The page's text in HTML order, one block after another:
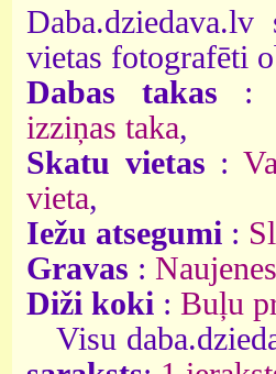
vietas fotografēti
Dabas takas
izziņas taka,
Skatu vietas :
vieta,
Iežu atsegumi :
Gravas :
Diži koki : Buļu
Visu